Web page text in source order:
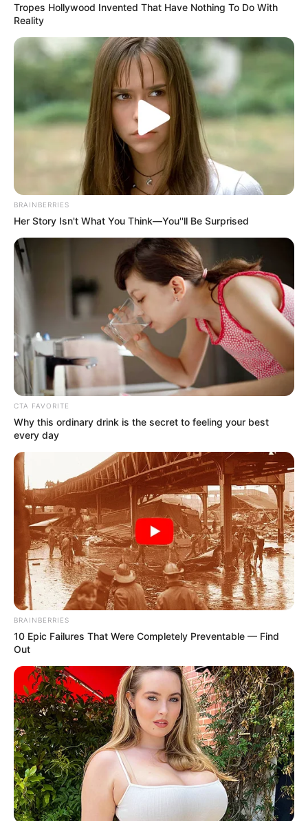
Eleições municipais: o que são e
como funcionam as convenções
partidárias
Desde o dia 20 de julho, os partidos e federações estão
autorizados a realizar convenções internas.
Fonte: Brasil 61
ELEIÇÕES 23/07/2024
ShareFacebook
Desde o dia 20 de julho, os partidos e federações estão
autorizados a realizar as convenções internas para
escolherem os candidatos aos cargos de prefeito, vice-
prefeito e vereadores deste ano. As eleições municipais
serão em 6 de outubro.
Tropes Hollywood Invented That Have Nothing To Do With
Reality
BRAINBERRIES
Her Story Isn't What You Think—You''ll Be Surprised
CTA FAVORITE
Why this ordinary drink is the secret to feeling your best
every day
BRAINBERRIES
10 Epic Failures That Were Completely Preventable — Find
Out